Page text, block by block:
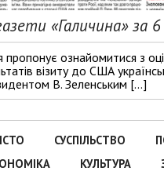
«Галичина» за
ознайомитися з
візиту до США
В. Зеленським […]
СУСПІЛЬСТВО
КУЛЬТУРА